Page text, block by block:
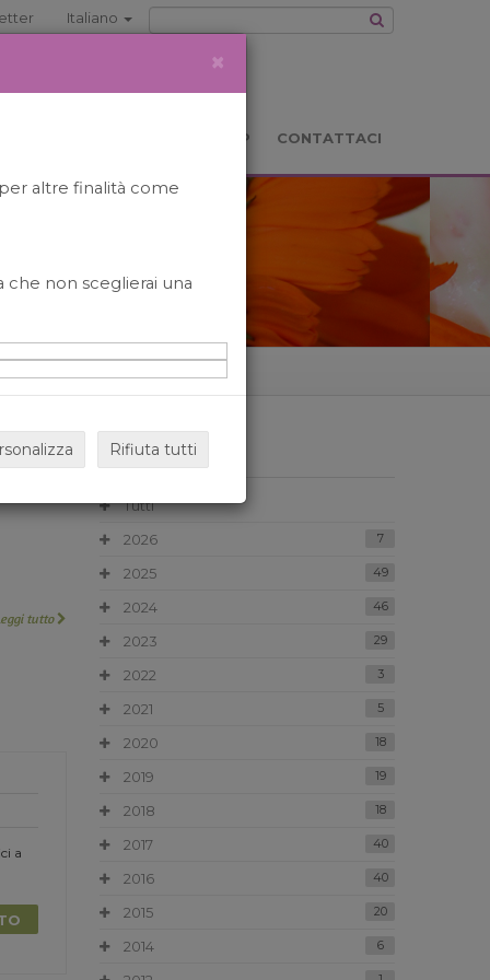
Italiano
BOOKSHOP CONTATTACI
tutto
a
ARCHIVIO
Tutti
2026
7
2025 49
2024 46
2023 29
2022 3
2021 5
2020 18
2019 19
2018 18
2017 40
2016 40
2015 20
2014 6
×
altre finalità come
che non sceglierai una
Rifiuta tutti